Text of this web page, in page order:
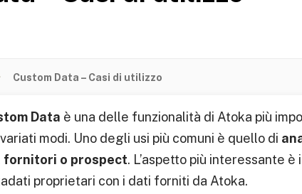
Custom Data – Casi di utilizzo
Data è una delle funzionalità di Atoka più
modi. Uno degli usi più comuni è quello di
fornitori o prospect. L’aspetto più interessante
proprietari con i dati forniti da Atoka.